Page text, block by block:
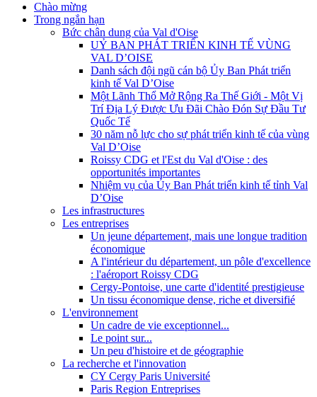
Chào mừng
Trong ngắn hạn
Bức chân dung của Val d'Oise
UỶ BAN PHÁT TRIỂN KINH TẾ VÙNG
VAL D’OISE
Danh sách đội ngũ cán bộ Ủy Ban Phát triển
kinh tế Val D’Oise
Một Lãnh Thổ Mở Rộng Ra Thế Giới - Một Vị
Trí Địa Lý Được Ưu Đãi Chào Đón Sự Đầu Tư
Quốc Tế
30 năm nỗ lực cho sự phát triển kinh tế của vùng
Val D’Oise
Roissy CDG et l'Est du Val d'Oise : des
opportunités importantes
Nhiệm vụ của Ủy Ban Phát triển kinh tế tỉnh Val
D’Oise
Les infrastructures
Les entreprises
Un jeune département, mais une longue tradition
économique
A l'intérieur du département, un pôle d'excellence
: l'aéroport Roissy CDG
Cergy-Pontoise, une carte d'identité prestigieuse
Un tissu économique dense, riche et diversifié
L'environnement
Un cadre de vie exceptionnel...
Le point sur...
Un peu d'histoire et de géographie
La recherche et l'innovation
CY Cergy Paris Université
Paris Region Entreprises